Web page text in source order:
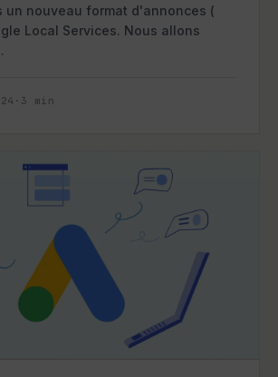
un nouveau format d'annonces (
Local Services. Nous allons
· 3 min